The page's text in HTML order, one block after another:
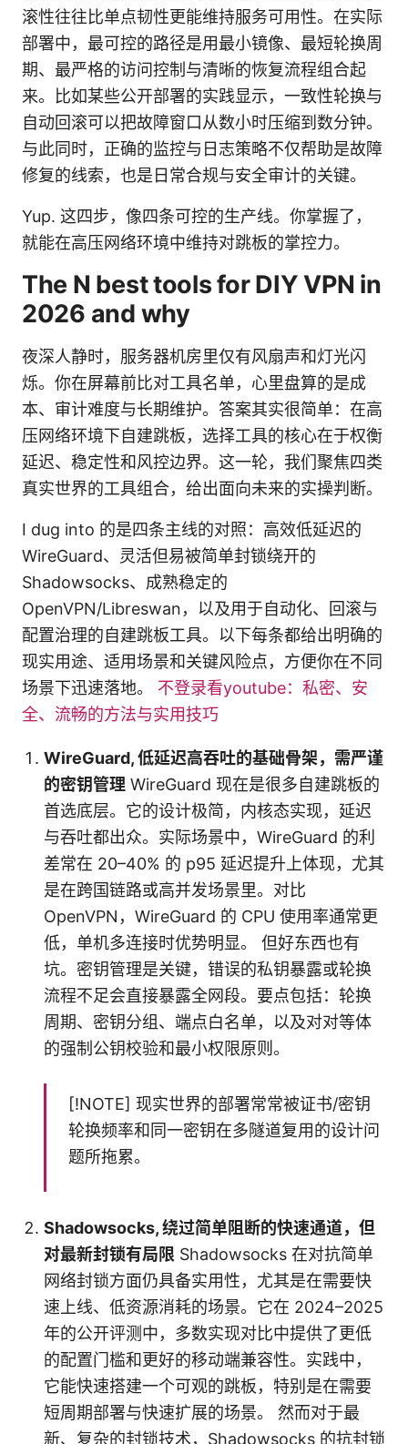
滚性往往比单点韧性更能维持服务可用性。在实际
部署中，最可控的路径是用最小镜像、最短轮换周
期、最严格的访问控制与清晰的恢复流程组合起
来。比如某些公开部署的实践显示，一致性轮换与
自动回滚可以把故障窗口从数小时压缩到数分钟。
与此同时，正确的监控与日志策略不仅帮助是故障
修复的线索，也是日常合规与安全审计的关键。
Yup. 这四步，像四条可控的生产线。你掌握了，
就能在高压网络环境中维持对跳板的掌控力。
The N best tools for DIY VPN in
2026 and why
夜深人静时，服务器机房里仅有风扇声和灯光闪
烁。你在屏幕前比对工具名单，心里盘算的是成
本、审计难度与长期维护。答案其实很简单：在高
压网络环境下自建跳板，选择工具的核心在于权衡
延迟、稳定性和风控边界。这一轮，我们聚焦四类
真实世界的工具组合，给出面向未来的实操判断。
I dug into 的是四条主线的对照：高效低延迟的
WireGuard、灵活但易被简单封锁绕开的
Shadowsocks、成熟稳定的
OpenVPN/Libreswan，以及用于自动化、回滚与
配置治理的自建跳板工具。以下每条都给出明确的
现实用途、适用场景和关键风险点，方便你在不同
场景下迅速落地。 不登录看youtube：私密、安
全、流畅的方法与实用技巧
WireGuard, 低延迟高吞吐的基础骨架，需严谨
的密钥管理 WireGuard 现在是很多自建跳板的
首选底层。它的设计极简，内核态实现，延迟
与吞吐都出众。实际场景中，WireGuard 的利
差常在 20–40% 的 p95 延迟提升上体现，尤其
是在跨国链路或高并发场景里。对比
OpenVPN，WireGuard 的 CPU 使用率通常更
低，单机多连接时优势明显。 但好东西也有
坑。密钥管理是关键，错误的私钥暴露或轮换
流程不足会直接暴露全网段。要点包括：轮换
周期、密钥分组、端点白名单，以及对对等体
的强制公钥校验和最小权限原则。
[!NOTE] 现实世界的部署常常被证书/密钥
轮换频率和同一密钥在多隧道复用的设计问
题所拖累。
Shadowsocks, 绕过简单阻断的快速通道，但
对最新封锁有局限 Shadowsocks 在对抗简单
网络封锁方面仍具备实用性，尤其是在需要快
速上线、低资源消耗的场景。它在 2024–2025
年的公开评测中，多数实现对比中提供了更低
的配置门槛和更好的移动端兼容性。实践中，
它能快速搭建一个可观的跳板，特别是在需要
短周期部署与快速扩展的场景。 然而对于最
新、复杂的封锁技术，Shadowsocks 的抗封锁